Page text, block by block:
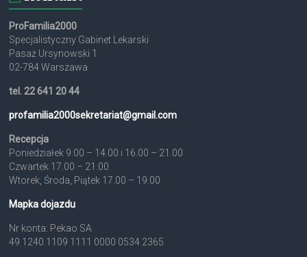
ProFamilia2000
Specjalistyczny Gabinet Lekarski
Pasaż Ursynowski 1
02-784 Warszawa
tel. 22 641 20 44
profamilia2000sekretariat@gmail.com
Recepcja
Poniedziałek 9.00 – 14.00 i 16.00 – 21.00
Czwartek 17.00 – 21.00
Wtorek, Środa, Piątek 17.00 – 19.00
Mapka dojazdu
Nr konta: Pekao SA
49 1240 1109 1111 0000 0534 2365